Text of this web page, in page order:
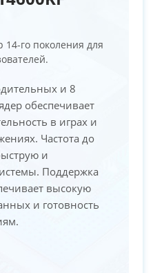
го поколения для
и 8
обеспечивает
в играх и
Частота до
и
Поддержка
высокую
и готовность